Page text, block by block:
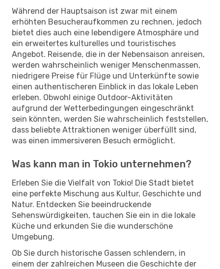
Während der Hauptsaison ist zwar mit einem
erhöhten Besucheraufkommen zu rechnen, jedoch
bietet dies auch eine lebendigere Atmosphäre und
ein erweitertes kulturelles und touristisches
Angebot. Reisende, die in der Nebensaison anreisen,
werden wahrscheinlich weniger Menschenmassen,
niedrigere Preise für Flüge und Unterkünfte sowie
einen authentischeren Einblick in das lokale Leben
erleben. Obwohl einige Outdoor-Aktivitäten
aufgrund der Wetterbedingungen eingeschränkt
sein könnten, werden Sie wahrscheinlich feststellen,
dass beliebte Attraktionen weniger überfüllt sind,
was einen immersiveren Besuch ermöglicht.
Was kann man in Tokio unternehmen?
Erleben Sie die Vielfalt von Tokio! Die Stadt bietet
eine perfekte Mischung aus Kultur, Geschichte und
Natur. Entdecken Sie beeindruckende
Sehenswürdigkeiten, tauchen Sie ein in die lokale
Küche und erkunden Sie die wunderschöne
Umgebung.
Ob Sie durch historische Gassen schlendern, in
einem der zahlreichen Museen die Geschichte der